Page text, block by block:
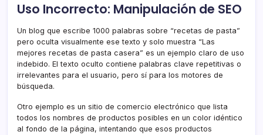
Uso Incorrecto: Manipulación de SEO
Un blog que escribe 1000 palabras sobre “recetas de pasta”
pero oculta visualmente ese texto y solo muestra “Las
mejores recetas de pasta casera” es un ejemplo claro de uso
indebido. El texto oculto contiene palabras clave repetitivas o
irrelevantes para el usuario, pero sí para los motores de
búsqueda.
Otro ejemplo es un sitio de comercio electrónico que lista
todos los nombres de productos posibles en un color idéntico
al fondo de la página, intentando que esos productos